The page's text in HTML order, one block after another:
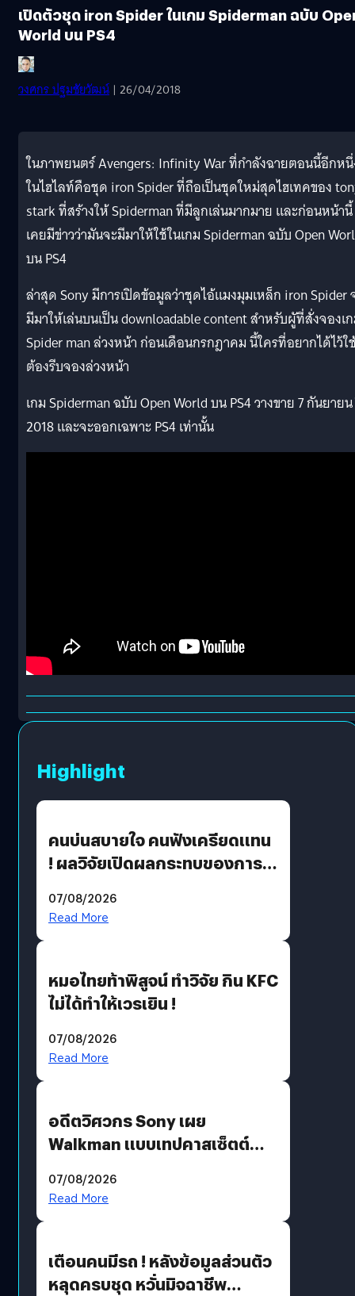
เปิดตัวชุด iron Spider ในเกม Spiderman ฉบับ
World บน PS4
วงศกร ปฐมชัยวัฒน์ | 26/04/2018
ในภาพยนตร์ Avengers: Infinity War ที่กำลังฉายตอนนี้อีกห
ในไฮไลท์คือชุด iron Spider ที่ถือเป็นชุดใหม่สุดไฮเทคของ
stark ที่สร้างให้ Spiderman ที่มีลูกเล่นมากมาย และก่อนหน้านี้
เคยมีข่าวว่ามันจะมีมาให้ใช้ในเกม Spiderman ฉบับ Open
บน PS4
ล่าสุด Sony มีการเปิดข้อมูลว่าชุดไอ้แมงมุมเหล็ก iron Spider
มีมาให้เล่นบนเป็น downloadable content สำหรับผูัที่สั่งจองเ
Spider man ล่วงหน้า ก่อนเดือนกรกฎาคม นี้ใครที่อยากได้ไว้ใ
ต้องรีบจองล่วงหน้า
เกม Spiderman ฉบับ Open World บน PS4 วางขาย 7 กันยาย
2018 และจะออกเฉพาะ PS4 เท่านั้น
Highlight
คนบ่นสบายใจ คนฟังเครียดแทน
! ผลวิจัยเปิดผลกระทบของการ
07/08/2026
Read More
หมอไทยท้าพิสูจน์ ทำวิจัย กิน KFC
ไม่ได้ทำให้เวรเยิน !
07/08/2026
Read More
อดีตวิศวกร Sony เผย
Walkman แบบเทปคาสเซ็ตต์
07/08/2026
Read More
เตือนคนมีรถ ! หลังข้อมูลส่วนตัว
หลุดครบชุด หวั่นมิจฉาชีพ